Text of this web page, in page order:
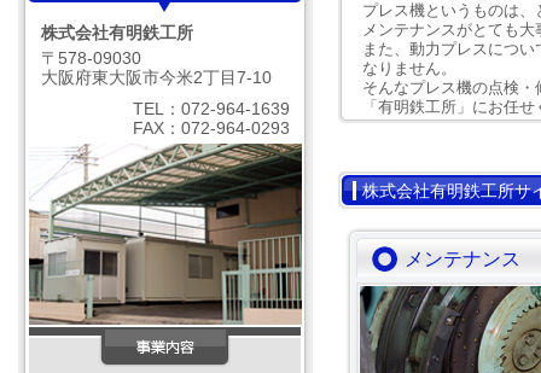
プレス機というものは
メンテナンスがとても
また、動力プレスにつ
なりません。
そんなプレス機の点検
「有明鉄工所」にお任
株式会社有明鉄工所サ
メンテナンス
株式会社有明鉄工所
〒578-09030
大阪府東大阪市今米2丁目7-10
TEL：072-964-1639
FAX：072-964-0293